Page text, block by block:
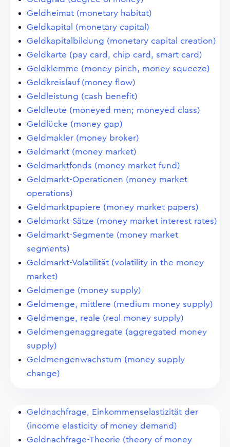
Geldheimat (monetary habitat)
Geldkapital (monetary capital)
Geldkapitalbildung (monetary capital creation)
Geldkarte (pay card, chip card, smart card)
Geldklemme (money pinch, money squeeze)
Geldkreislauf (money flow)
Geldleistung (cash benefit)
Geldleute (moneyed men; moneyed class)
Geldlücke (money gap)
Geldmakler (money broker)
Geldmarkt (money market)
Geldmarktfonds (money market fund)
Geldmarkt-Operationen (money market
operations)
Geldmarktpapiere (money market papers)
Geldmarkt-Sätze (money market interest rates)
Geldmarkt-Segmente (money market
segments)
Geldmarkt-Volatilität (volatility in the money
market)
Geldmenge (money supply)
Geldmenge, mittlere (medium money supply)
Geldmenge, reale (real money supply)
Geldmengenaggregate (aggregated money
supply)
Geldmengenwachstum (money supply
change)
Geldnachfrage, Einkommenselastizität der
(income elasticity of money demand)
Geldnachfrage-Theorie (theory of money